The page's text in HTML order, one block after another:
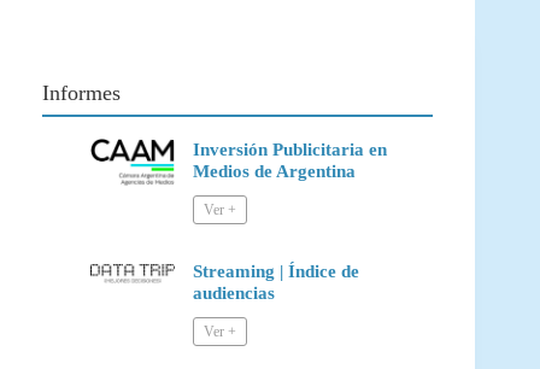
Informes
Inversión Publicitaria en
Medios de Argentina
Streaming | Índice de
audiencias